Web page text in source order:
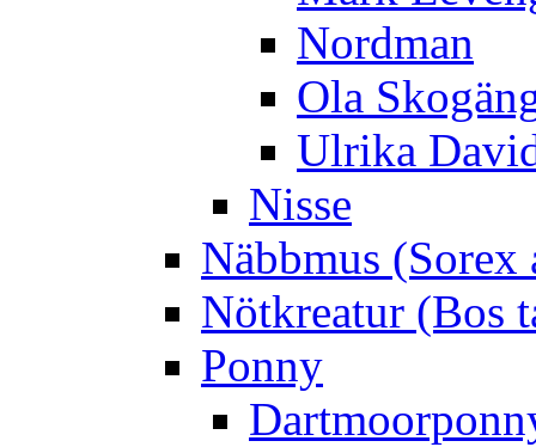
Nordman
Ola
Ulrika
Nisse
Näbbmus (Sorex
Nötkreatur (Bos
Ponny